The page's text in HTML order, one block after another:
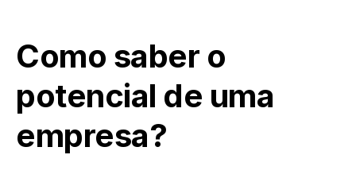
Como saber o
potencial de uma
empresa?